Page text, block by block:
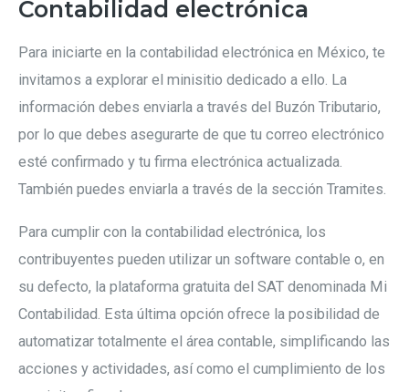
Contabilidad electrónica
Para iniciarte en la contabilidad electrónica en México, te
invitamos a explorar el minisitio dedicado a ello. La
información debes enviarla a través del Buzón Tributario,
por lo que debes asegurarte de que tu correo electrónico
esté confirmado y tu firma electrónica actualizada.
También puedes enviarla a través de la sección Tramites.
Para cumplir con la contabilidad electrónica, los
contribuyentes pueden utilizar un software contable o, en
su defecto, la plataforma gratuita del SAT denominada Mi
Contabilidad. Esta última opción ofrece la posibilidad de
automatizar totalmente el área contable, simplificando las
acciones y actividades, así como el cumplimiento de los